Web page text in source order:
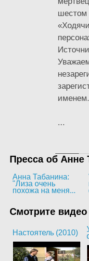
шестом
именем.
...
Пресса об Анне
Анна Табанина:
"Лиза очень
похожа на меня...
Смотрите
Настоятель (2010)